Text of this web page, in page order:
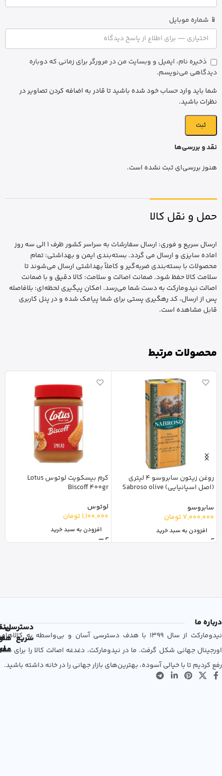
نقد و بررسی‌ها
هنوز بررسی‌ای ثبت نشده است.
📱 شماره موبایل
ذخیره نام، ایمیل و وبسایت من در مرورگر برای زمانی که دوباره
دیدگاهی می‌نویسم.
شما باید وارد حساب خود شده باشید تا قادر به اضافه کردن تصاویر در
نظرات باشید.
حمل و نقل کالا
ارسال سریع و فوری: ارسال سفارشات به سراسر کشور ظرف 1 الی سه روز
اماده سایزی و ارسال می گردد. بسته‌بندی ایمن و بهداشتی: تمام
محصولات با بسته‌بندی ضربه‌گیر و کاملاً بهداشتی ارسال می‌شوند تا
سلامت کالا حفظ شود. ضمانت اصالت و سلامت: کالا دقیق و با ضمانت
اصالت نیدومارکت به دست شما می‌رسد. امکان پیگیری لحظه‌ای: بلافاصله
پس از ارسال، کد رهگیری پستی برای شما پیامک شده و در پنل کاربری
قابل مشاهده است.
محصولات مرتبط
روغن زیتون سابروسو 4 لیتری
(اصل اسپانیایی) Sabroso olive
سابروسو
7,000,000تومان
افزودن به سبد خرید
کرم بیسکویت لوتوس Lotus
Biscoff 400gr
لوتوس
1,100,000تومان
افزودن به سبد خرید
درباره ما
نیدومارکت از سال 1399 با هدف دسترسی آسان و بی‌واسطه به کالاهای
اورجینال جهانی شکل گرفت. ما در نیدومارکت، دغدغه اصالت کالا را برای شما
رفع کردیم تا با خیالی آسوده، بهترین‌های بازار جهانی را در خانه داشته باشید.
دسترسی
سریع